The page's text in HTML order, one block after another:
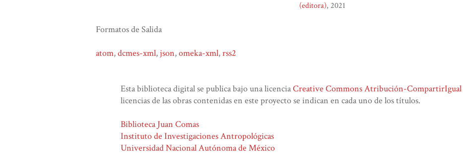
(editora) 2021
Formatos de Salida
atom,dcmes-xml, json,omeka-xml,rss2
Esta biblioteca digital se publica bajo una licenciaCreative Commons Atribución-
licencias de las obras contenidas en este proyecto se indican en cada uno de los títulos.
Biblioteca Juan Comas
Instituto de Investigaciones Antropológicas
Universidad Nacional Autónoma de México